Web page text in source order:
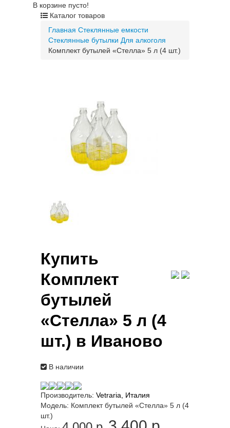
В корзине пусто!
Каталог товаров
Главная Стеклянные емкости
Стеклянные бутылки Для алкоголя
Комплект бутылей «Стелла» 5 л (4 шт.)
Купить
Комплект
бутылей
«Стелла» 5 л (4
шт.) в Иваново
В наличии
Производитель: Vetraria, Италия
Модель: Комплект бутылей «Стелла» 5 л (4
шт.)